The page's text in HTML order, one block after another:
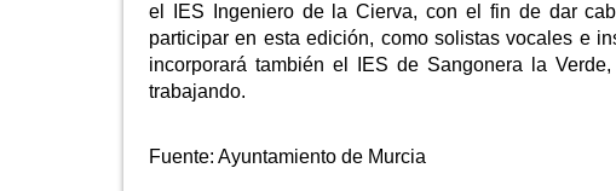
el IES Ingeniero de la Cierva, con el fin de dar
participar en esta edición, como solistas vocales e
incorporará también el IES de Sangonera la
trabajando.
Fuente: Ayuntamiento de Murcia